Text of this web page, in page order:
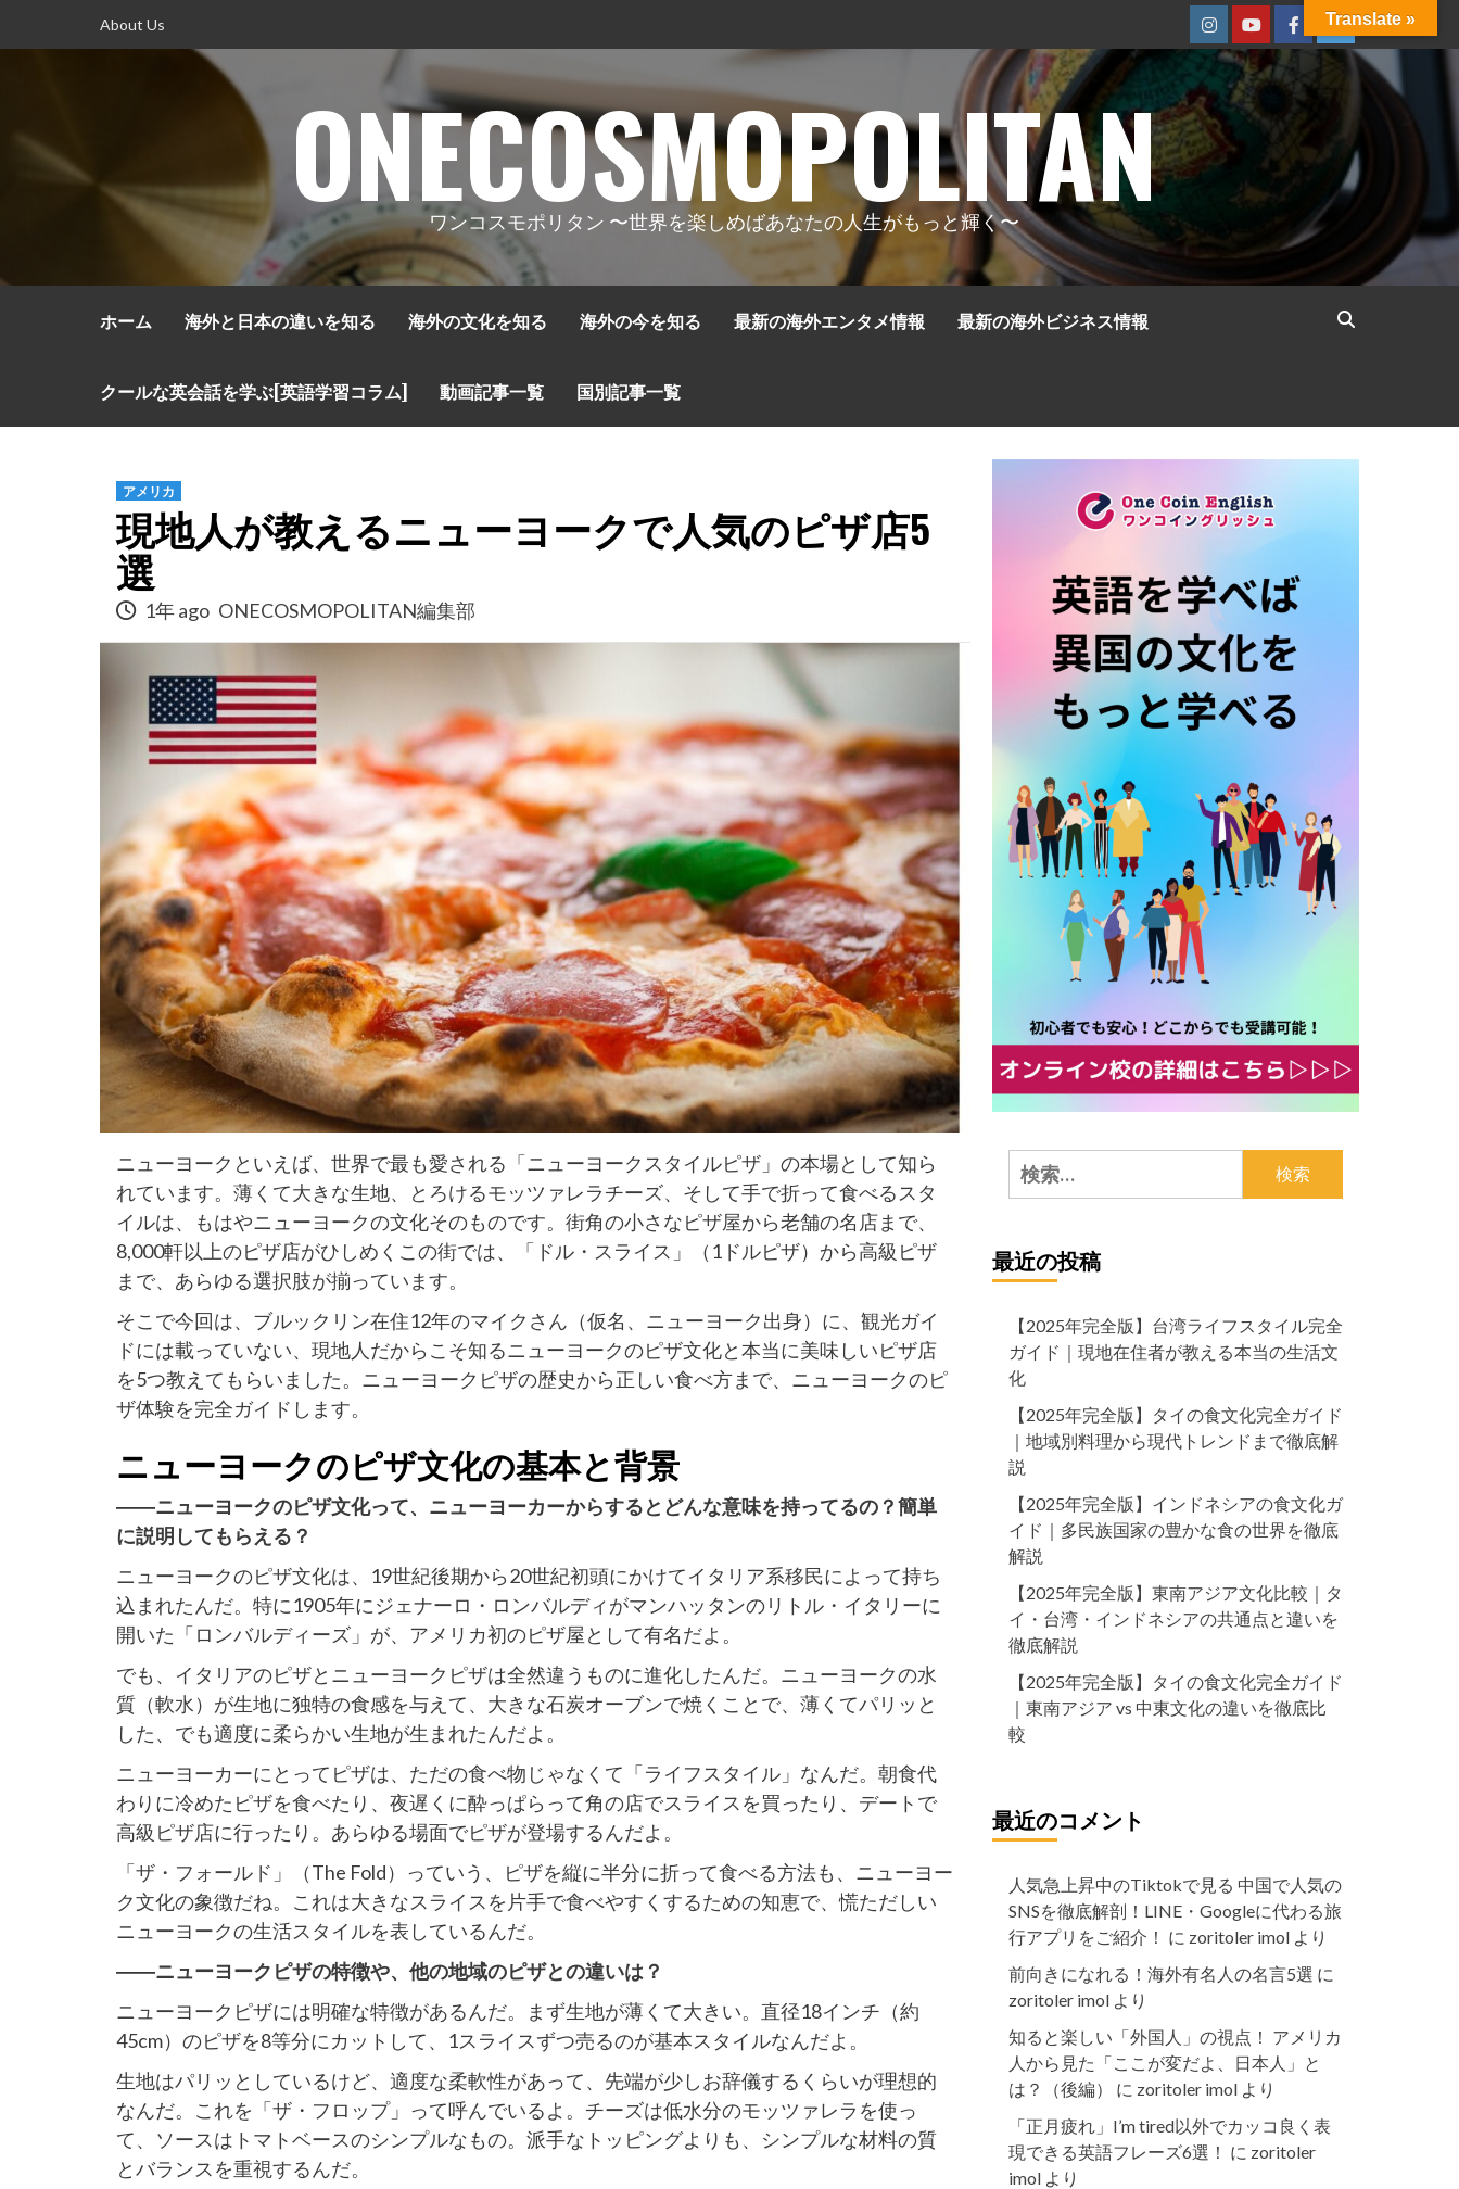
プ
About Us
InstagramYoutubeFacebook
Twitter
ONECOSMOPOLITAN
ワンコスモポリタン 〜世界を楽しめばあなたの人生がもっと輝く〜
ホーム 海外と日本の違いを知る 海外の文化を知る 海外の今を知る 最新の海外エンタメ情報 最新の海外ビジネス情報
クールな英会話を学ぶ[英語学習コラム] 動画記事一覧 国別記事一覧
アメリカ
現地人が教えるニューヨークで人気のピザ店5
選
1年 ago ONECOSMOPOLITAN編集部
ニューヨークといえば、世界で最も愛される「ニューヨークスタイルピザ」の本場として知ら
れています。薄くて大きな生地、とろけるモッツァレラチーズ、そして手で折って食べるスタ
イルは、もはやニューヨークの文化そのものです。街角の小さなピザ屋から老舗の名店まで、
8,000軒以上のピザ店がひしめくこの街では、「ドル・スライス」（1ドルピザ）から高級ピザ
まで、あらゆる選択肢が揃っています。
そこで今回は、ブルックリン在住12年のマイクさん（仮名、ニューヨーク出身）に、観光ガイ
ドには載っていない、現地人だからこそ知るニューヨークのピザ文化と本当に美味しいピザ店
を5つ教えてもらいました。ニューヨークピザの歴史から正しい食べ方まで、ニューヨークのピ
ザ体験を完全ガイドします。
ニューヨークのピザ文化の基本と背景
――ニューヨークのピザ文化って、ニューヨーカーからするとどんな意味を持ってるの？簡単
に説明してもらえる？
ニューヨークのピザ文化は、19世紀後期から20世紀初頭にかけてイタリア系移民によって持ち
込まれたんだ。特に1905年にジェナーロ・ロンバルディがマンハッタンのリトル・イタリーに
開いた「ロンバルディーズ」が、アメリカ初のピザ屋として有名だよ。
でも、イタリアのピザとニューヨークピザは全然違うものに進化したんだ。ニューヨークの水
質（軟水）が生地に独特の食感を与えて、大きな石炭オーブンで焼くことで、薄くてパリッと
した、でも適度に柔らかい生地が生まれたんだよ。
ニューヨーカーにとってピザは、ただの食べ物じゃなくて「ライフスタイル」なんだ。朝食代
わりに冷めたピザを食べたり、夜遅くに酔っぱらって角の店でスライスを買ったり、デートで
高級ピザ店に行ったり。あらゆる場面でピザが登場するんだよ。
「ザ・フォールド」（The Fold）っていう、ピザを縦に半分に折って食べる方法も、ニューヨー
ク文化の象徴だね。これは大きなスライスを片手で食べやすくするための知恵で、慌ただしい
ニューヨークの生活スタイルを表しているんだ。
――ニューヨークピザの特徴や、他の地域のピザとの違いは？
ニューヨークピザには明確な特徴があるんだ。まず生地が薄くて大きい。直径18インチ（約
45cm）のピザを8等分にカットして、1スライスずつ売るのが基本スタイルなんだよ。
生地はパリッとしているけど、適度な柔軟性があって、先端が少しお辞儀するくらいが理想的
なんだ。これを「ザ・フロップ」って呼んでいるよ。チーズは低水分のモッツァレラを使っ
て、ソースはトマトベースのシンプルなもの。派手なトッピングよりも、シンプルな材料の質
とバランスを重視するんだ。
検
索:
最近の投稿
【2025年完全版】台湾ライフスタイル完全
ガイド｜現地在住者が教える本当の生活文
化
【2025年完全版】タイの食文化完全ガイド
｜地域別料理から現代トレンドまで徹底解
説
【2025年完全版】インドネシアの食文化ガ
イド｜多民族国家の豊かな食の世界を徹底
解説
【2025年完全版】東南アジア文化比較｜タ
イ・台湾・インドネシアの共通点と違いを
徹底解説
【2025年完全版】タイの食文化完全ガイド
｜東南アジア vs 中東文化の違いを徹底比
較
最近のコメント
人気急上昇中のTiktokで見る 中国で人気の
SNSを徹底解剖！LINE・Googleに代わる旅
行アプリをご紹介！ に zoritoler imol より
前向きになれる！海外有名人の名言5選 に
zoritoler imol より
知ると楽しい「外国人」の視点！ アメリカ
人から見た「ここが変だよ、日本人」と
は？（後編）
に zoritoler imol より
「正月疲れ」I’m tired以外でカッコ良く表
現できる英語フレーズ6選！ に zoritoler
imol より
Translate »